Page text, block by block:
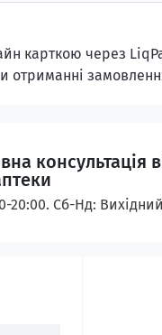
карткою через
отриманні
консультація
20:00. Сб-Нд: Вихідний